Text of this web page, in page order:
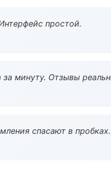
простой.
минуту. Отзывы
спасают в пробках.